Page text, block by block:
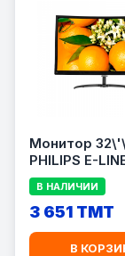
Монитор
PHILIPS E-
328E8QJAB5/
В НАЛИЧИИ
3 651 TMT
В